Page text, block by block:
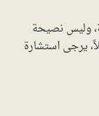
وليس نصيحة
يرجى استشارة